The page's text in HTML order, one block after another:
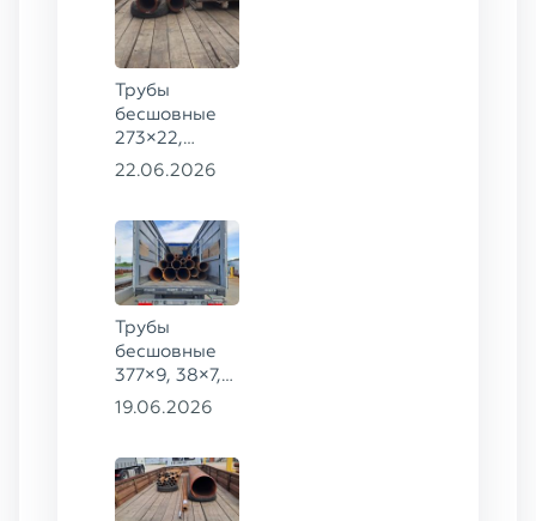
Трубы
бесшовные
273×22,
245×26,
22.06.2026
Трубы
бесшовные
377×9, 38×7,
38×8, 28×3,5,
133×12,
127×28,
19.06.2026